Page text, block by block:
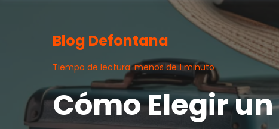
Blog Defontana
Tiempo de lectura: menos de 1 minuto
Cómo Elegir